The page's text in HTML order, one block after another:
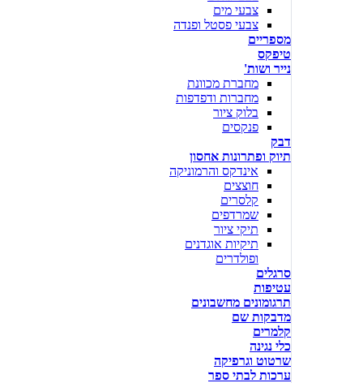
צבעי מים
צבעי פסטל ופנדה
מספריים
טיפקס
נייר ושות'
מחברת מכוונת
מחברות ודפדפות
בלוק ציור
פנקסים
דבק
תיוק ופתרונות אחסון
אינדקס והרמוניקה
חוצצים
קלסרים
שמרדפים
תיקי ציור
תיקיות אוגדנים
ופולדרים
סרגלים
עטיפות
תרגומונים מחשבונים
מדבקות שם
קלמרים
כלי נגינה
שרטוט וגרפיקה
ערכות לבתי ספר